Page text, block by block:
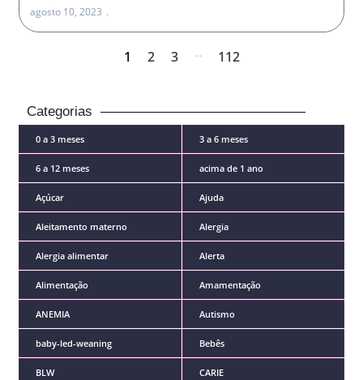
agosto 10, 2023
1 2 3 ... 112
Categorias
0 a 3 meses 3 a 6 meses
6 a 12 meses acima de 1 ano
Açúcar Ajuda
Aleitamento materno Alergia
Alergia alimentar Alerta
Alimentação Amamentação
ANEMIA Autismo
baby-led-weaning Bebês
BLW CARIE